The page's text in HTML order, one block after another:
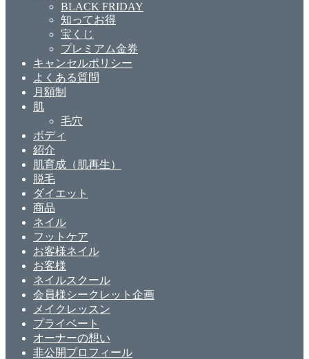
BLACK FRIDAY
知ってお得
宝くじ
プレミアム金券
キャンセルポリシー
よくある質問
月額制
肌
毛穴
ボディ
紹介
肌育成（肌再生）
脱毛
ダイエット
商品
ネイル
フットケア
お客様ネイル
お客様
ネイルスクール
会員様シークレット企画
メイクレッスン
プライベート
オーナーの想い
非公開プロフィール